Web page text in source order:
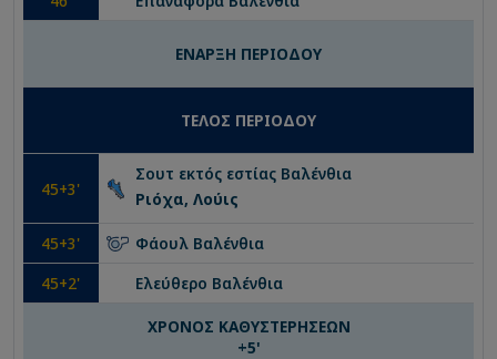
ΕΝΑΡΞΗ ΠΕΡΙΟΔΟΥ
ΤΕΛΟΣ ΠΕΡΙΟΔΟΥ
45+3'
Σουτ εκτός εστίας Βαλένθια
Ριόχα, Λούις
45+3' Φάουλ Βαλένθια
45+2' Ελεύθερο Βαλένθια
ΧΡΟΝΟΣ ΚΑΘΥΣΤΕΡΗΣΕΩΝ
+5'